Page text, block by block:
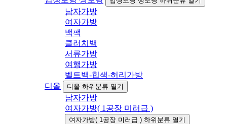
남자가방
여자가방
백팩
클러치백
서류가방
여행가방
벨트백-힙색-허리가방
디올
디올 하위분류 열기
남자가방
여자가방( 1공장 미러급 )
여자가방( 1공장 미러급 ) 하위분류 열기